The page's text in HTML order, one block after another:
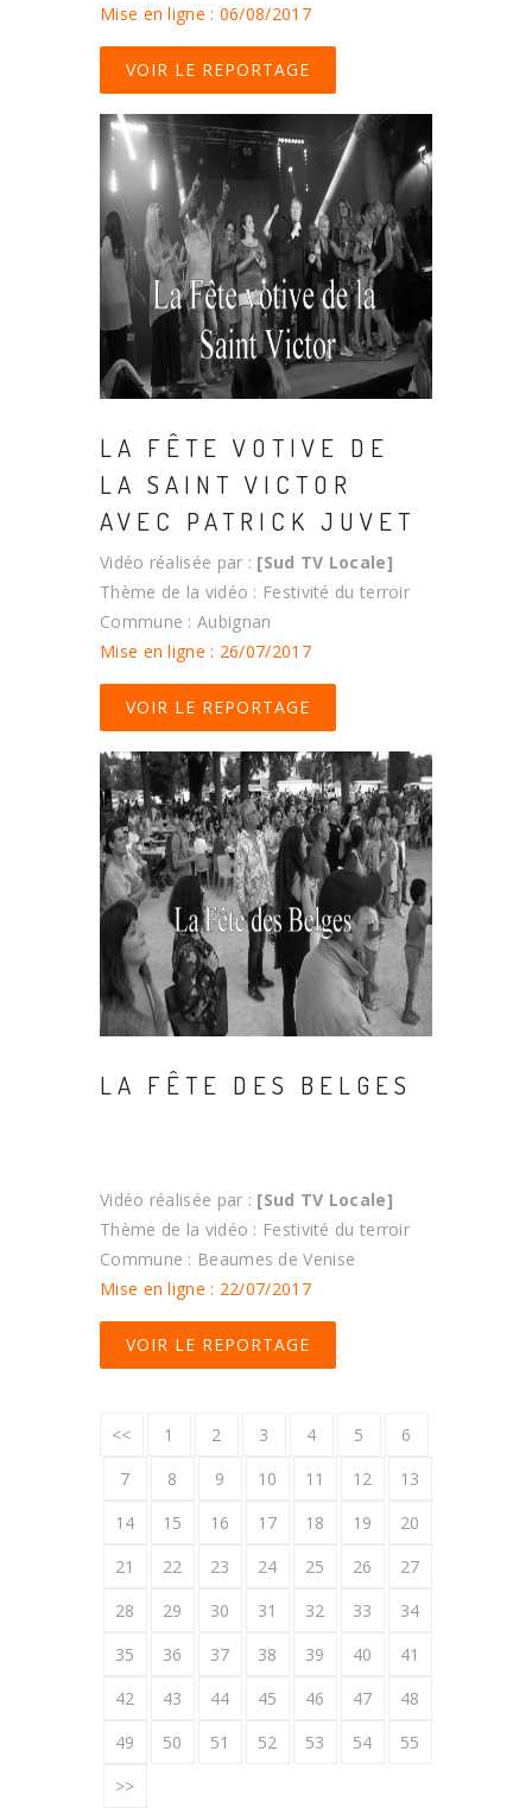
Mise en ligne : 06/08/2017
VOIR LE REPORTAGE
LA FÊTE VOTIVE DE
LA SAINT VICTOR
AVEC PATRICK JUVET
Vidéo réalisée par : [Sud TV Locale]
Thème de la vidéo : Festivité du terroir
Commune : Aubignan
Mise en ligne : 26/07/2017
VOIR LE REPORTAGE
LA FÊTE DES BELGES
Vidéo réalisée par : [Sud TV Locale]
Thème de la vidéo : Festivité du terroir
Commune : Beaumes de Venise
Mise en ligne : 22/07/2017
VOIR LE REPORTAGE
<< 1 2 3 4 5
6
7
8 9 10 11 12
13
14
15 16 17 18 19
20
21
22 23 24 25 26
27
28
29 30 31 32 33
34
35
36 37 38 39 40
41
42
43 44 45 46 47
48
49
50 51 52 53 54
55
>>